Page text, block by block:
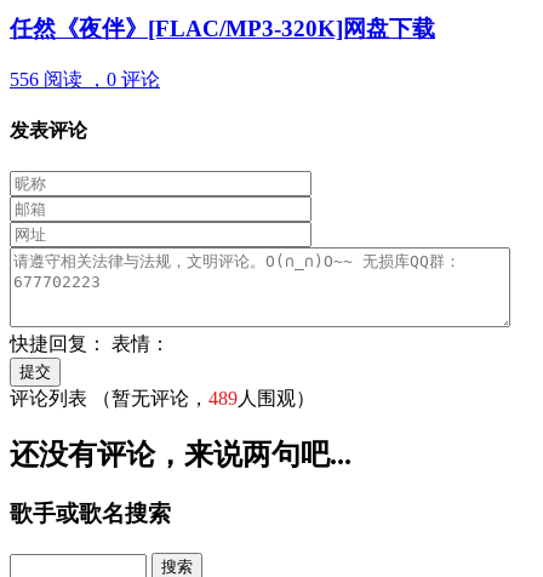
任然《夜伴》[FLAC/MP3-320K]网盘下载
556 阅读 ， 0 评论
发表评论
快捷回复： 表情：
评论列表 （暂无评论， 489人围观）
还没有评论，来说两句吧...
歌手或歌名搜索